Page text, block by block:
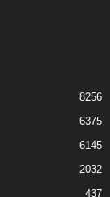
8256
6375
6145
2032
437